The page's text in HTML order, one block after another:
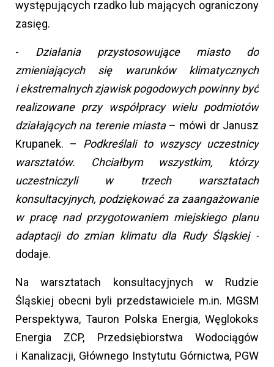
występujących rzadko lub mających ograniczony
zasięg.
- Działania przystosowujące miasto do
zmieniających się warunków klimatycznych
i ekstremalnych zjawisk pogodowych powinny być
realizowane przy współpracy wielu podmiotów
działających na terenie miasta – mówi dr Janusz
Krupanek. – Podkreślali to wszyscy uczestnicy
warsztatów. Chciałbym wszystkim, którzy
uczestniczyli w trzech warsztatach
konsultacyjnych, podziękować za zaangażowanie
w pracę nad przygotowaniem miejskiego planu
adaptacji do zmian klimatu dla Rudy Śląskiej -
dodaje.
Na warsztatach konsultacyjnych w Rudzie
Śląskiej obecni byli przedstawiciele m.in. MGSM
Perspektywa, Tauron Polska Energia, Węglokoks
Energia ZCP, Przedsiębiorstwa Wodociągów
i Kanalizacji, Głównego Instytutu Górnictwa, PGW